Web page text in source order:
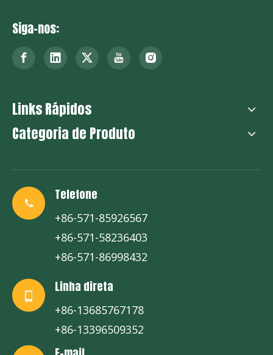
Siga-nos:
Links Rápidos
Categoria de Produto
Telefone
+86-571-85926567
+86-571-58236403
+86-571-86998432
Linha direta
+86-13685767178
+86-13396509352